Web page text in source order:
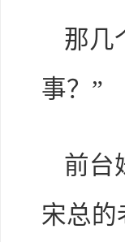
那几
事？”
前台
宋总的